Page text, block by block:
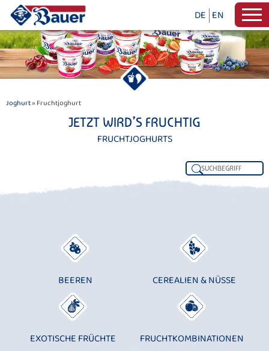
DE EN
Joghurt» Fruchtjoghurt
JETZT WIRD’S FRUCHTIG
FRUCHTJOGHURTS
BEEREN CEREALIEN & NÜSSE
EXOTISCHE FRÜCHTE FRUCHTKOMBINATIONEN